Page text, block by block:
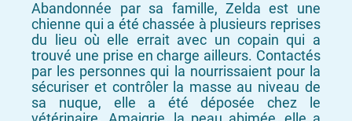
Abandonnée par sa famille, Zelda est une
chienne qui a été chassée à plusieurs reprises
du lieu où elle errait avec un copain qui a
trouvé une prise en charge ailleurs. Contactés
par les personnes qui la nourrissaient pour la
sécuriser et contrôler la masse au niveau de
sa nuque, elle a été déposée chez le